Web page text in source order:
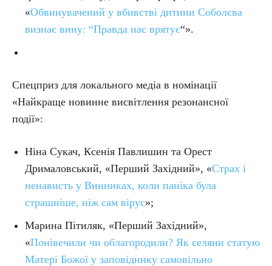
«Обвинувачений у вбивстві дитини Соболєва
визнає вину: “Правда нас врятує“».
Спецприз для локального медіа в номінації
«Найкраще новинне висвітлення резонансної
події»:
Ніна Сукач, Ксенія Павлишин та Орест
Дрималовський, «Перший Західний», «Страх і
ненависть у Винниках, коли паніка була
страшніше, ніж сам вірус»;
Марина Пітиляк, «Перший Західний»,
«Понівечили чи облагородили? Як селяни статую
Матері Божої у заповіднику самовільно